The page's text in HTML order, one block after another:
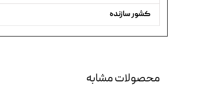
کشور سازنده
محصولات مشابه